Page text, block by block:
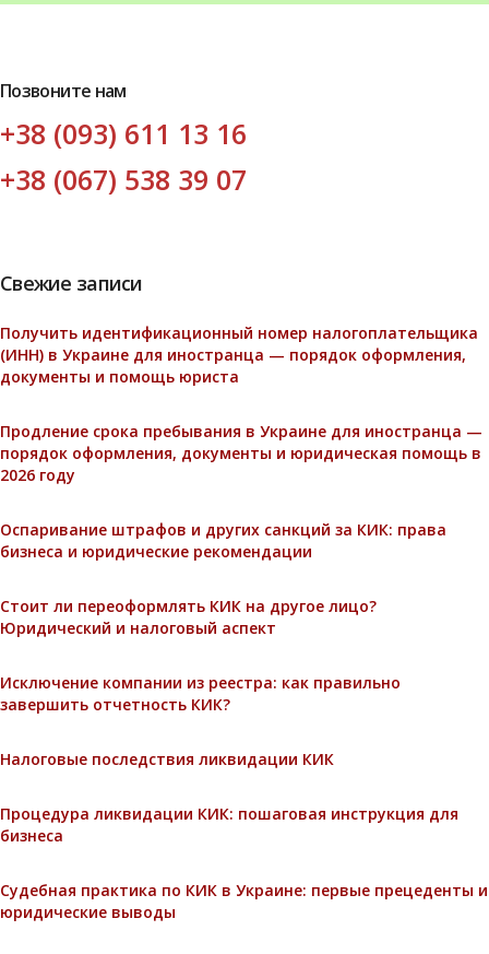
Позвоните нам
+38 (093) 611 13 16
+38 (067) 538 39 07
Свежие записи
Получить идентификационный номер налогоплательщика
(ИНН) в Украине для иностранца — порядок оформления,
документы и помощь юриста
Продление срока пребывания в Украине для иностранца —
порядок оформления, документы и юридическая помощь в
2026 году
Оспаривание штрафов и других санкций за КИК: права
бизнеса и юридические рекомендации
Стоит ли переоформлять КИК на другое лицо?
Юридический и налоговый аспект
Исключение компании из реестра: как правильно
завершить отчетность КИК?
Налоговые последствия ликвидации КИК
Процедура ликвидации КИК: пошаговая инструкция для
бизнеса
Судебная практика по КИК в Украине: первые прецеденты и
юридические выводы